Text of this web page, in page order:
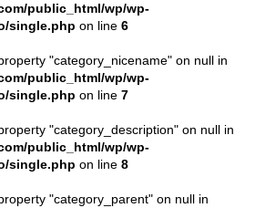
public_html/wp/wp-
single.php on line 6
"category_nicename" on null in
public_html/wp/wp-
single.php on line 7
"category_description" on null in
public_html/wp/wp-
single.php on line 8
"category_parent" on null in